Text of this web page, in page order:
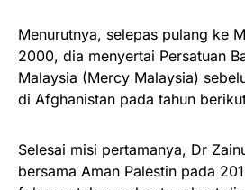
Menurutnya, selepas pulang ke
2000, dia menyertai Persatuan
Malaysia (Mercy Malaysia)
di Afghanistan pada tahun
Selesai misi pertamanya, Dr
bersama Aman Palestin pada